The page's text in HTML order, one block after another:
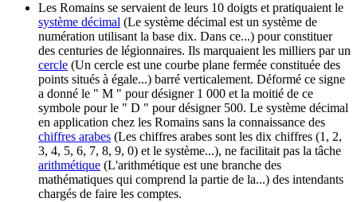
Les Romains se servaient de leurs 10 doigts et pratiquaient le
système décimal (Le système décimal est un système de
numération utilisant la base dix. Dans ce...) pour constituer
des centuries de légionnaires. Ils marquaient les milliers par un
cercle (Un cercle est une courbe plane fermée constituée des
points situés à égale...) barré verticalement. Déformé ce signe
a donné le " M " pour désigner 1 000 et la moitié de ce
symbole pour le " D " pour désigner 500. Le système décimal
en application chez les Romains sans la connaissance des
chiffres arabes (Les chiffres arabes sont les dix chiffres (1, 2,
3, 4, 5, 6, 7, 8, 9, 0) et le système...), ne facilitait pas la tâche
arithmétique (L'arithmétique est une branche des
mathématiques qui comprend la partie de la...) des intendants
chargés de faire les comptes.